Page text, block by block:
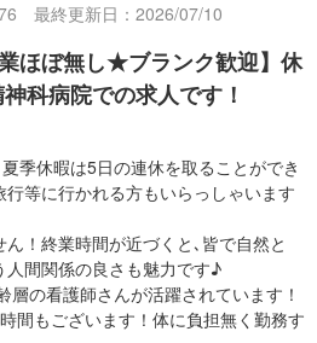
最終更新日：2026/07/10
ほぼ無し★ブランク歓迎】休
科病院での求人です！
季休暇は5日の連休を取ることができ
等に行かれる方もいらっしゃいます
！終業時間が近づくと､皆で自然と
人間関係の良さも魅力です♪
の看護師さんが活躍されています！
間もございます！体に負担無く勤務す